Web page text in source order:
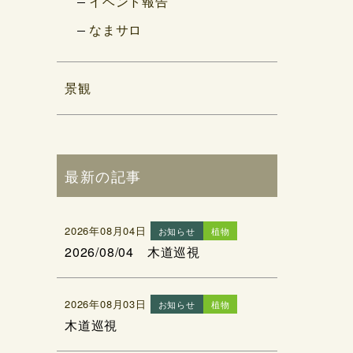
なまサロ
景観
最新の記事
2026年08月04日 お知らせ 植物
2026/08/04 木道巡視
2026年08月03日 お知らせ 植物
木道巡視